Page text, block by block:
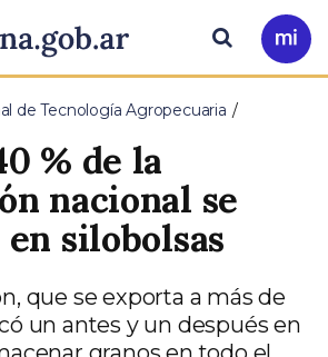
principal
Ir
a
Buscar
de Tecnología Agropecuaria
% de la
nacional se
silobolsas
que se exporta a más de
un antes y un después en